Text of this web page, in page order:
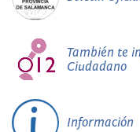
También te
Ciudadano
Información